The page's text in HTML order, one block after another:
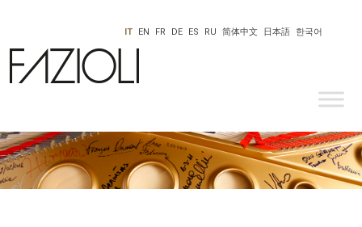
한국어
日本語
IT EN FR DE ES RU 简体中文